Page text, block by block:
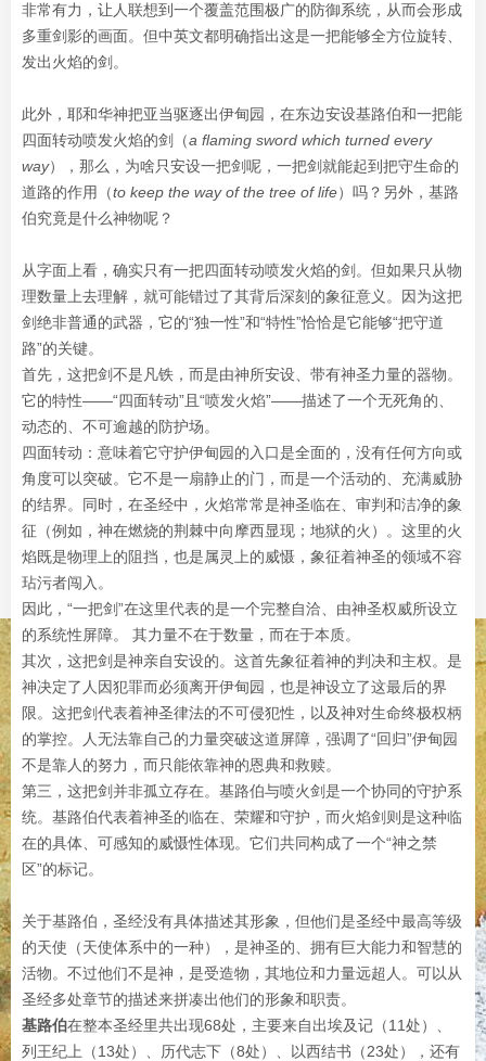
非常有力，让人联想到一个覆盖范围极广的防御系统，从而会形成
多重剑影的画面。但中英文都明确指出这是一把能够全方位旋转、
发出火焰的剑。
此外，耶和华神把亚当驱逐出伊甸园，在东边安设基路伯和一把能
四面转动喷发火焰的剑（a flaming sword which turned every
way），那么，为啥只安设一把剑呢，一把剑就能起到把守生命的
道路的作用（to keep the way of the tree of life）吗？另外，基路
伯究竟是什么神物呢？
从字面上看，确实只有一把四面转动喷发火焰的剑。但如果只从物
理数量上去理解，就可能错过了其背后深刻的象征意义。因为这把
剑绝非普通的武器，它的“独一性”和“特性”恰恰是它能够“把守道
路”的关键。
首先，这把剑不是凡铁，而是由神所安设、带有神圣力量的器物。
它的特性——“四面转动”且“喷发火焰”——描述了一个无死角的、
动态的、不可逾越的防护场。
四面转动：意味着它守护伊甸园的入口是全面的，没有任何方向或
角度可以突破。它不是一扇静止的门，而是一个活动的、充满威胁
的结界。同时，在圣经中，火焰常常是神圣临在、审判和洁净的象
征（例如，神在燃烧的荆棘中向摩西显现；地狱的火）。这里的火
焰既是物理上的阻挡，也是属灵上的威慑，象征着神圣的领域不容
玷污者闯入。
因此，“一把剑”在这里代表的是一个完整自洽、由神圣权威所设立
的系统性屏障。 其力量不在于数量，而在于本质。
其次，这把剑是神亲自安设的。这首先象征着神的判决和主权。是
神决定了人因犯罪而必须离开伊甸园，也是神设立了这最后的界
限。这把剑代表着神圣律法的不可侵犯性，以及神对生命终极权柄
的掌控。人无法靠自己的力量突破这道屏障，强调了“回归”伊甸园
不是靠人的努力，而只能依靠神的恩典和救赎。
第三，这把剑并非孤立存在。基路伯与喷火剑是一个协同的守护系
统。基路伯代表着神圣的临在、荣耀和守护，而火焰剑则是这种临
在的具体、可感知的威慑性体现。它们共同构成了一个“神之禁
区”的标记。
关于基路伯，圣经没有具体描述其形象，但他们是圣经中最高等级
的天使（天使体系中的一种），是神圣的、拥有巨大能力和智慧的
活物。不过他们不是神，是受造物，其地位和力量远超人。可以从
圣经多处章节的描述来拼凑出他们的形象和职责。
基路伯在整本圣经里共出现68处，主要来自出埃及记（11处）、
列王纪上（13处）、历代志下（8处）、以西结书（23处），还有